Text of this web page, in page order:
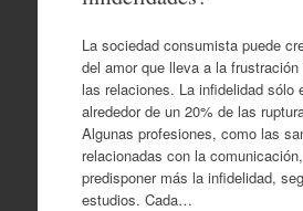
La sociedad consumista puede
del amor que lleva a la
las relaciones. La infidelidad sólo
alrededor de un 20% de las
Algunas profesiones, como las
relacionadas con la
predisponer más la infidelidad,
estudios. Cada…